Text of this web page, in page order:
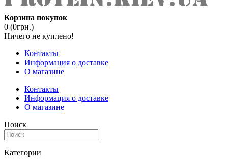
Корзина покупок
0 (0грн.)
Ничего не куплено!
Контакты
Информация о доставке
О магазине
Контакты
Информация о доставке
О магазине
Поиск
Категории